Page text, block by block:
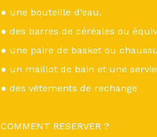
● une bouteille d’eau,
● des barres de céréales ou
● une paire de basket ou
● un maillot de bain et une
● des vêtements de rechange
COMMENT RESERVER ?